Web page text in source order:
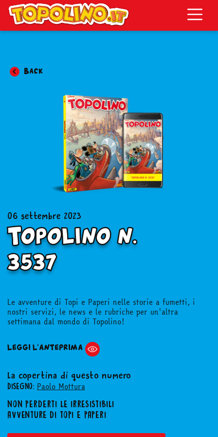
Topolino.it
Back
06 settembre 2023
Topolino n.
3537
Le avventure di Topi e Paperi nelle storie a fumetti, i
nostri servizi, le news e le rubriche per un'altra
settimana dal mondo di Topolino!
LEGGI L'ANTEPRIMA
La copertina di questo numero
DISEGNO: Paolo Mottura
NON PERDERTI LE IRRESISTIBILI
AVVENTURE DI TOPI E PAPERI